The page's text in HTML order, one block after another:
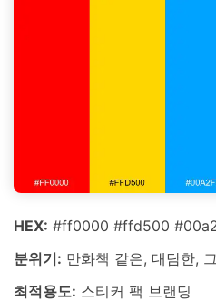
HEX: #ff0000 #ffd500
분위기: 만화책 같은, 대담한,
최적용도: 스티커 팩 브랜딩